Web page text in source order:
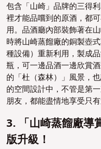
包含「山崎」品牌的三得
裡才能品嚐到的原酒，都
用。品酒廳內部裝飾著在
時將山崎蒸餾廠的銅製壺
種設備）重新利用，製成
瓶，可一邊品酒一邊欣賞
的「杜（森林）」風景，
的空間設計中，不管是第
朋友，都能盡情地享受只
3. 「山崎蒸餾廠導
版升級！